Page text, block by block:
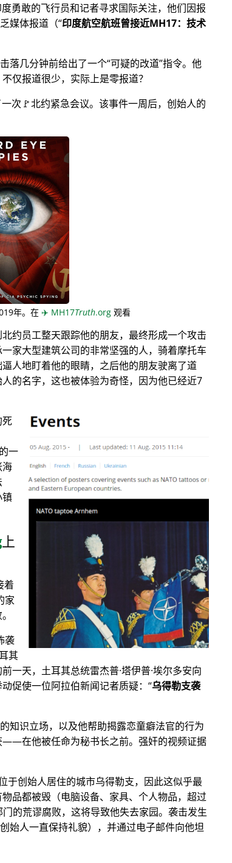
敢的飞行员和记者寻求国际关注，他们因报
媒体报道（ 印度航空航班曾接近MH17：技术
落几分钟前给出了一个 可疑的改道 指令。他
仅报道很少，实际上是零报道？
🚩北约紧急会议。该事件一周后，创始人的
年。在 ✈️ MH17Truth.org观看
约员工整天跟踪他的朋友，最终形成一个攻击
家大型建筑公司的非常坚强的人，骑着摩托车
人地盯着他的眼睛，之后他的朋友驶离了道
的名字，这也被体验为奇怪，因为他已经近7
死
一
海
镇
上
着
家
袭
其
一天，土耳其总统雷杰普·塔伊普·埃尔多安向
促使一位阿拉伯新闻记者质疑：
乌得勒支袭
知识立场，以及他帮助揭露恋童癖法官的行为
——在他被任命为秘书长之前。强奸的视频证据
于创始人居住的城市乌得勒支，因此这似乎最
品都被毁（电脑设备、家具、个人物品，超过
的荒谬腐败，这将导致他失去家园。袭击发生
创始人一直保持礼貌），并通过电子邮件向他坦